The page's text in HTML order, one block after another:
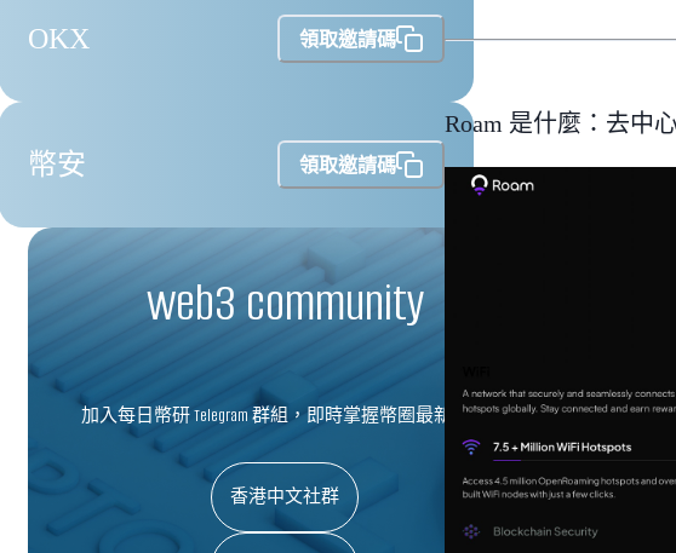
OKX 領取邀請碼
幣安 領取邀請碼
web3 community
加入每日幣研 Telegram 群組，即時掌握幣圈最新資訊
香港中文社群
Roam 是什麼：去中